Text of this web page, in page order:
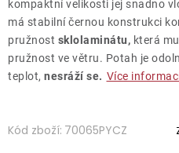
kompaktní velikosti jej snadno
má stabilní černou konstrukci
pružnost sklolaminátu, která
pružnost ve větru. Potah je
teplot, nesráží se. Více
Kód zboží: 70065PYCZ